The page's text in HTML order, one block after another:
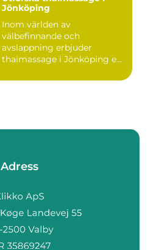
Jönköping
Inom världen av
välbefinnande och
avslappning erbjuder
thaimassage i Jönköping e...
Adress